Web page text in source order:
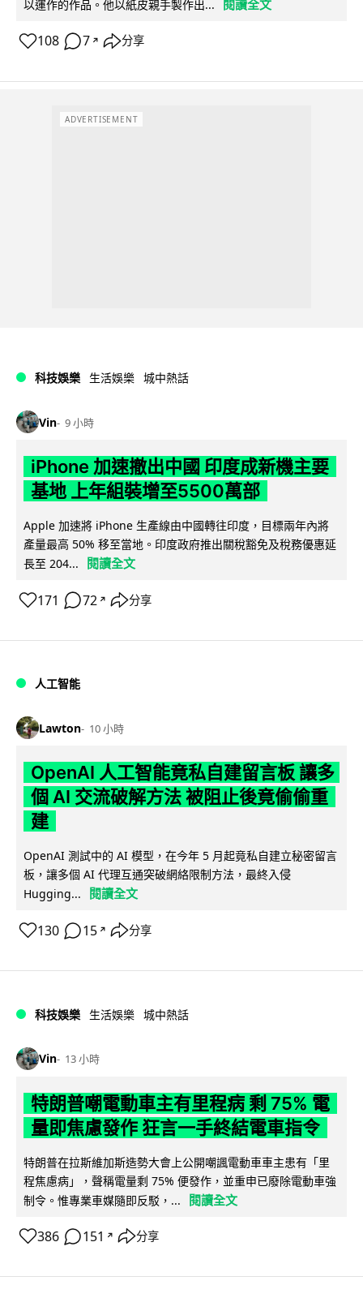
以運作的作品。他以紙皮親手製作出... 閱讀全文
108 7 ↗ 分享
ADVERTISEMENT
科技娛樂 生活娛樂 城中熱話
Vin 9 小時
iPhone 加速撤出中國 印度成新機主要
基地 上年組裝增至5500萬部
Apple 加速將 iPhone 生產線由中國轉往印度，目標兩年內將
產量最高 50% 移至當地。印度政府推出關稅豁免及稅務優惠延
長至 204...
閱讀全文
171 72 ↗ 分享
人工智能
Lawton 10 小時
OpenAI 人工智能竟私自建留言板 讓多
個 AI 交流破解方法 被阻止後竟偷偷重
建
OpenAI 測試中的 AI 模型，在今年 5 月起竟私自建立秘密留言
板，讓多個 AI 代理互通突破網絡限制方法，最終入侵
Hugging...
閱讀全文
130 15 ↗ 分享
科技娛樂 生活娛樂 城中熱話
Vin 13 小時
特朗普嘲電動車主有里程病 剩 75% 電
量即焦慮發作 狂言一手終結電車指令
特朗普在拉斯維加斯造勢大會上公開嘲諷電動車車主患有「里
程焦慮病」，聲稱電量剩 75% 便發作，並重申已廢除電動車強
制令。惟專業車媒隨即反駁，...
閱讀全文
386 151 ↗ 分享